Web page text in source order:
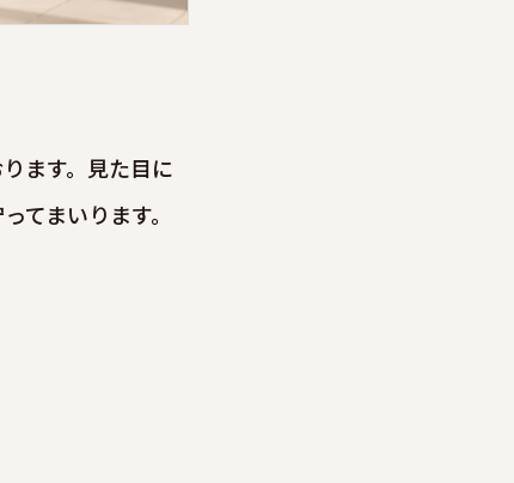
ます。見た目に
てまいります。